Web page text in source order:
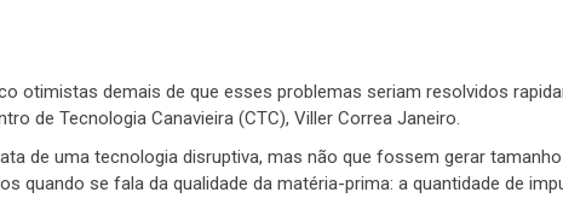
otimistas demais de que esses problemas seriam resolvidos
de Tecnologia Canavieira (CTC), Viller Correa Janeiro.
de uma tecnologia disruptiva, mas não que fossem gerar
quando se fala da qualidade da matéria-prima: a quantidade de